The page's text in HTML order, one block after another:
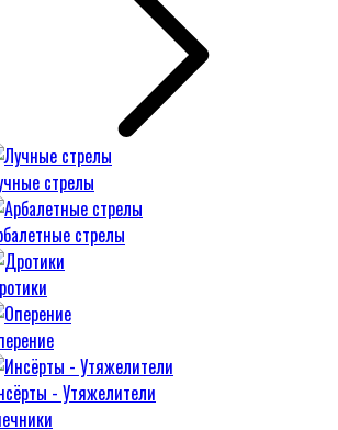
стрелы
стрелы
- Утяжелители